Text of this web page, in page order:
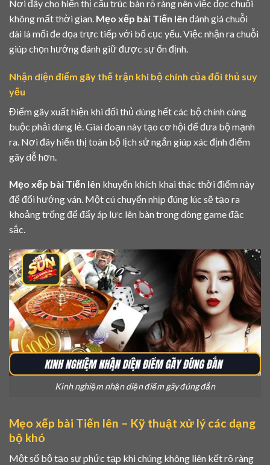
Nơi đây cho hiển thị cấu trúc bàn rõ ràng nên việc đọc chuỗi
không mất thời gian. Mẹo xếp bài Tiến lên đánh giá chuỗi
dài là mối đe dọa trực tiếp với bố cục yếu. Việc nhận ra chuỗi
giúp chọn hướng đánh giữ được sự ổn định.
Nhận diện điểm gãy thế trận khi bộ chính của đối thủ suy
yếu
Điểm gãy xuất hiện khi đối thủ dùng hết các bộ chính cùng
buộc phải dùng lẻ. Giai đoạn này tạo cơ hội để đưa bộ mạnh
ra. Nơi đây hiển thị toàn bộ lịch sử ngắn giúp xác định điểm
gãy dễ hơn.
Mẹo xếp bài Tiến lên khuyến khích khai thác thời điểm này
để đổi hướng ván. Một cú chuyển nhịp đúng lúc sẽ tạo ra
khoảng trống để đẩy áp lực lên bàn trong dòng game đặc
sắc.
Kinh nghiệm nhận diện điểm gãy đúng đắn
Mẹo xếp bài Tiến lên – Kỹ thuật xử lý các dạng
bộ khó
Một số bộ tạo sự phức tạp khi chúng không liên kết rõ ràng